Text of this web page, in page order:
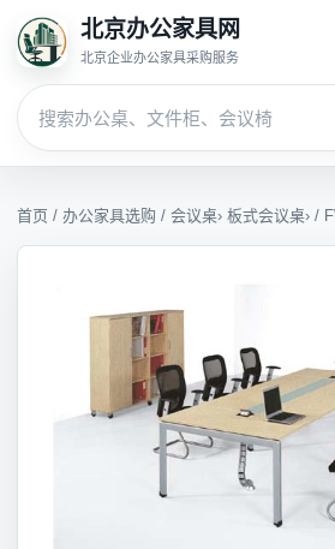
北京办公家具网
北京企业办公家具采购服务
首页 / 办公家具选购 / 会议桌› 板式会议桌› /